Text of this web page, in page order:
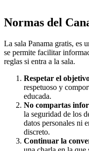
Normas del
La sala Panama gratis, es
se permite facilitar
reglas si entra a la sala.
Respetar el
respetuoso y
educada.
No compartas
la seguridad de los
datos personales ni
discreto.
Continuar la